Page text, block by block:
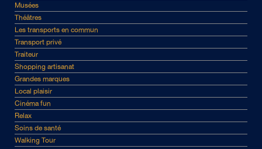
Musées
Théâtres
Les transports en commun
Transport privé
Traiteur
Shopping artisanat
Grandes marques
Local plaisir
Cinéma fun
Relax
Soins de santé
Walking Tour